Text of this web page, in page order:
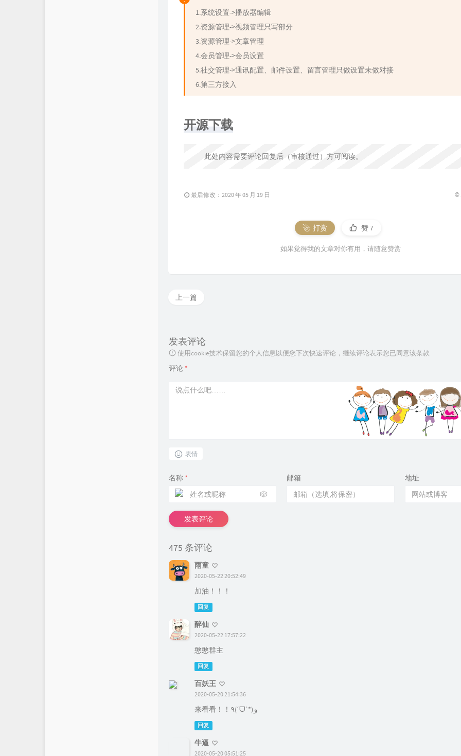
1.系统设置->播放器编辑
2.资源管理->视频管理只写部分
3.资源管理->文章管理
4.会员管理->会员设置
5.社交管理->通讯配置、邮件设置、留言管理只做设置未做对接
6.第三方接入
开源下载
此处内容需要评论回复后（审核通过）方可阅读。
最后修改：2020 年 05 月 19 日 ©
打赏 赞7
如果觉得我的文章对你有用，请随意赞赏
上一篇
发表评论
使用cookie技术保留您的个人信息以便您下次快速评论，继续评论表示您已同意该条款
评论 *
表情
名称 *
🎲
邮箱 地址
发表评论
475 条评论
雨童
2020-05-22 20:52:49
加油！！！
回复
醉仙
2020-05-22 17:57:22
憨憨群主
回复
百妖王
2020-05-20 21:54:36
来看看！！٩(ˊᗜˋ*)و
回复
牛逼
2020-05-20 05:51:25